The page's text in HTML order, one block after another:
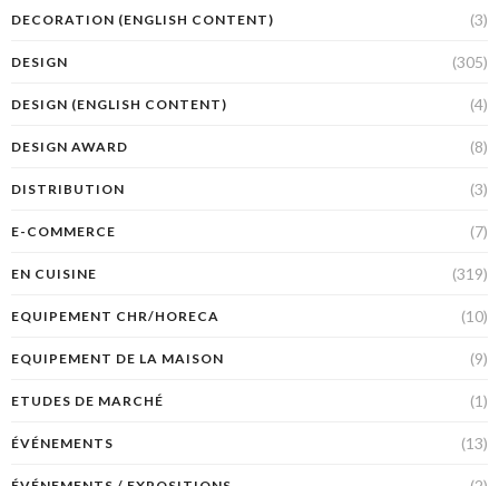
DECORATION (ENGLISH CONTENT) (3)
DESIGN (305)
DESIGN (ENGLISH CONTENT) (4)
DESIGN AWARD (8)
DISTRIBUTION (3)
E-COMMERCE (7)
EN CUISINE (319)
EQUIPEMENT CHR/HORECA (10)
EQUIPEMENT DE LA MAISON (9)
ETUDES DE MARCHÉ (1)
ÉVÉNEMENTS (13)